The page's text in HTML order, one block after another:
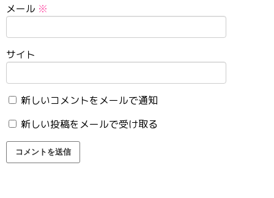
メール ※
サイト
新しいコメントをメールで通知
新しい投稿をメールで受け取る